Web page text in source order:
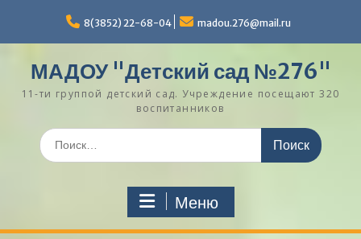
содержимому
8(3852) 22-68-04 madou.276@mail.ru
МАДОУ "Детский сад №276"
11-ти группой детский сад. Учреждение посещают 320
воспитанников
Поиск
по:
Меню